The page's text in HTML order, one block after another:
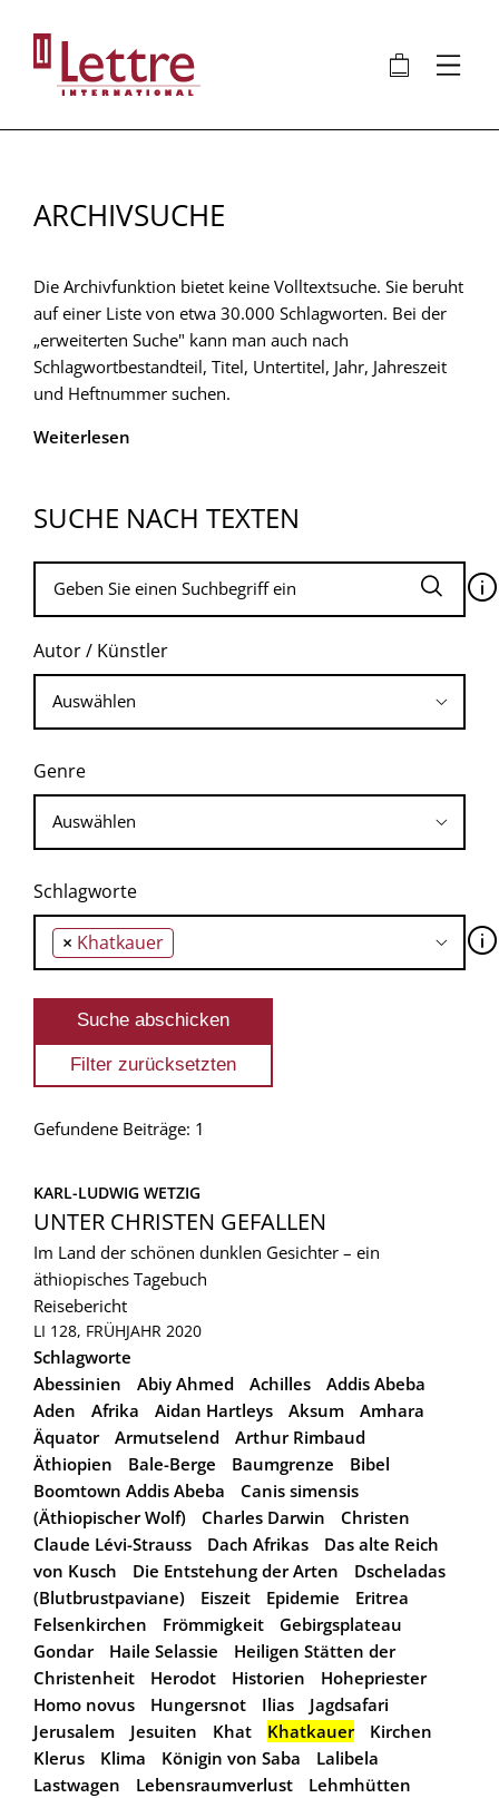
Inhalt
🛍 ⋮
ARCHIVSUCHE
Die Archivfunktion bietet keine Volltextsuche. Sie beruht
auf einer Liste von etwa 30.000 Schlagworten. Bei der
„erweiterten Suche" kann man auch nach
Schlagwortbestandteil, Titel, Untertitel, Jahr, Jahreszeit
und Heftnummer suchen.
Weiterlesen
SUCHE NACH TEXTEN
🛈
Autor / Künstler
Genre
Schlagworte
× Khatkauer 🛈
Gefundene Beiträge: 1
KARL-LUDWIG WETZIG
UNTER CHRISTEN GEFALLEN
Im Land der schönen dunklen Gesichter – ein
äthiopisches Tagebuch
Reisebericht
LI 128, FRÜHJAHR 2020
Schlagworte
Abessinien
Abiy Ahmed Achilles
Addis Abeba
Aden
Afrika Aidan Hartleys Aksum
Amhara
Äquator
Armutselend
Arthur Rimbaud
Äthiopien
Bale-Berge Baumgrenze
Bibel
Boomtown Addis Abeba
Canis simensis
(Äthiopischer Wolf)
Charles Darwin
Christen
Claude Lévi-Strauss
Dach Afrikas
Das alte Reich
von Kusch
Die Entstehung der Arten
Dscheladas
(Blutbrustpaviane)
Eiszeit Epidemie
Eritrea
Felsenkirchen
Frömmigkeit
Gebirgsplateau
Gondar
Haile Selassie
Heiligen Stätten der
Christenheit
Herodot Historien
Hohepriester
Homo novus
Hungersnot Ilias
Jagdsafari
Jerusalem
Jesuiten Khat Khatkauer
Kirchen
Klerus
Klima Königin von Saba
Lalibela
Lastwagen
Lebensraumverlust
Lehmhütten